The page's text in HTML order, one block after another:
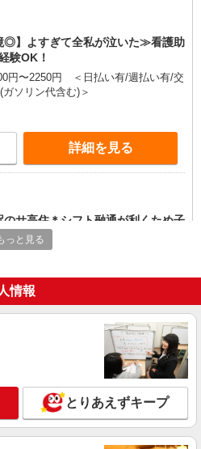
◎】よすぎて全私が泣いた≫看護助
験OK！
円〜2250円 ＜日払い有/週払い有/交
ソリン代含む)＞
詳細を見る
のサ高住＊シフト融通が利くため子
ら大人気♪
詳細を見る
社 メディカルケア事業部/柏オフィス
ースエイド）
っと見る
情報
とりあえずキープ